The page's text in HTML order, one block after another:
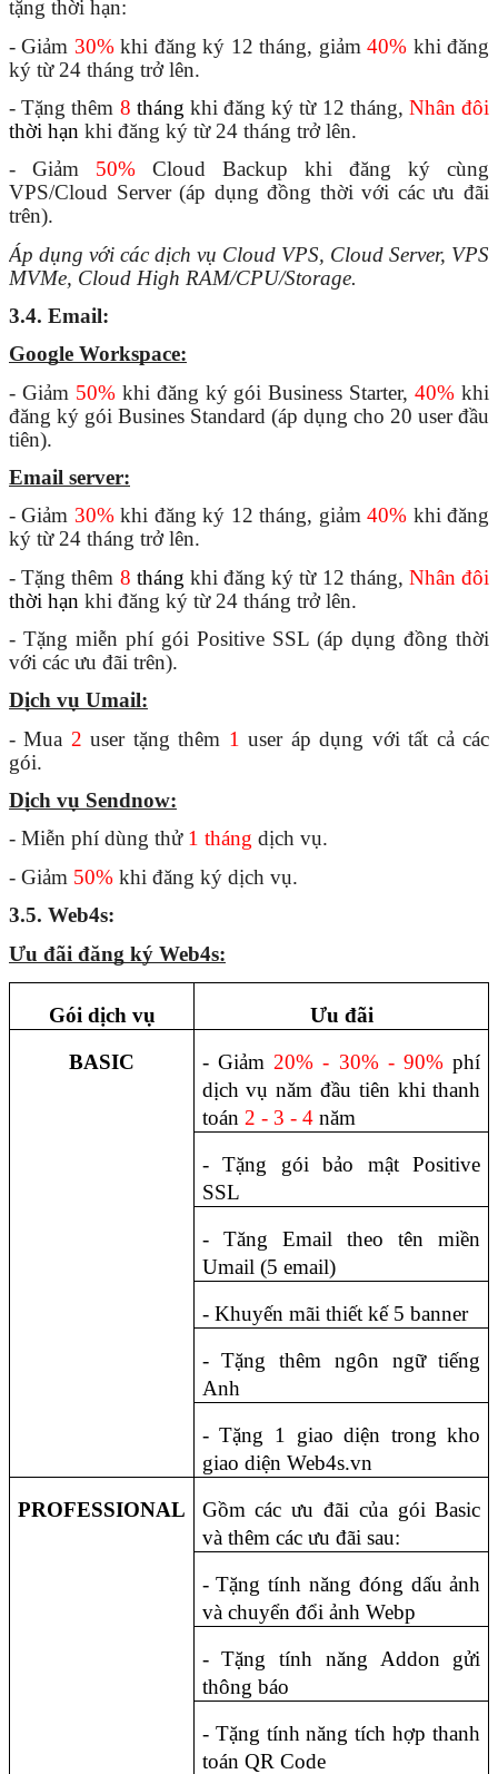
tặng thời hạn:
- Giảm 30% khi đăng ký 12 tháng, giảm 40% khi đăng
ký từ 24 tháng trở lên.
- Tặng thêm 8 tháng khi đăng ký từ 12 tháng, Nhân đôi
thời hạn khi đăng ký từ 24 tháng trở lên.
- Giảm 50% Cloud Backup khi đăng ký cùng
VPS/Cloud Server (áp dụng đồng thời với các ưu đãi
trên).
Áp dụng với các dịch vụ Cloud VPS, Cloud Server, VPS
MVMe, Cloud High RAM/CPU/Storage.
3.4. Email:
Google Workspace:
- Giảm 50% khi đăng ký gói Business Starter, 40% khi
đăng ký gói Busines Standard (áp dụng cho 20 user đầu
tiên).
Email server:
- Giảm 30% khi đăng ký 12 tháng, giảm 40% khi đăng
ký từ 24 tháng trở lên.
- Tặng thêm 8 tháng khi đăng ký từ 12 tháng, Nhân đôi
thời hạn khi đăng ký từ 24 tháng trở lên.
- Tặng miễn phí gói Positive SSL (áp dụng đồng thời
với các ưu đãi trên).
Dịch vụ Umail:
- Mua 2 user tặng thêm 1 user áp dụng với tất cả các
gói.
Dịch vụ Sendnow:
- Miễn phí dùng thử 1 tháng dịch vụ.
- Giảm 50% khi đăng ký dịch vụ.
3.5. Web4s:
Ưu đãi đăng ký Web4s:
Gói dịch vụ
Ưu đãi
BASIC
- Giảm 20% - 30% - 90% phí
dịch vụ năm đầu tiên khi thanh
toán 2 - 3 - 4 năm
- Tặng gói bảo mật Positive
SSL
- Tăng Email theo tên miền
Umail (5 email)
- Khuyến mãi thiết kế 5 banner
- Tặng thêm ngôn ngữ tiếng
Anh
- Tặng 1 giao diện trong kho
giao diện Web4s.vn
PROFESSIONAL
Gồm các ưu đãi của gói Basic
và thêm các ưu đãi sau:
- Tặng tính năng đóng dấu ảnh
và chuyển đổi ảnh Webp
- Tặng tính năng Addon gửi
thông báo
- Tặng tính năng tích hợp thanh
toán QR Code